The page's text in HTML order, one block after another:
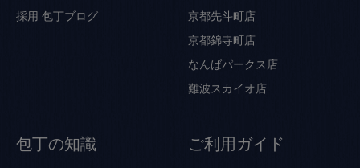
採用 包丁ブログ
京都先斗町店
京都錦寺町店
なんばパークス店
難波スカイオ店
包丁の知識 ご利用ガイド